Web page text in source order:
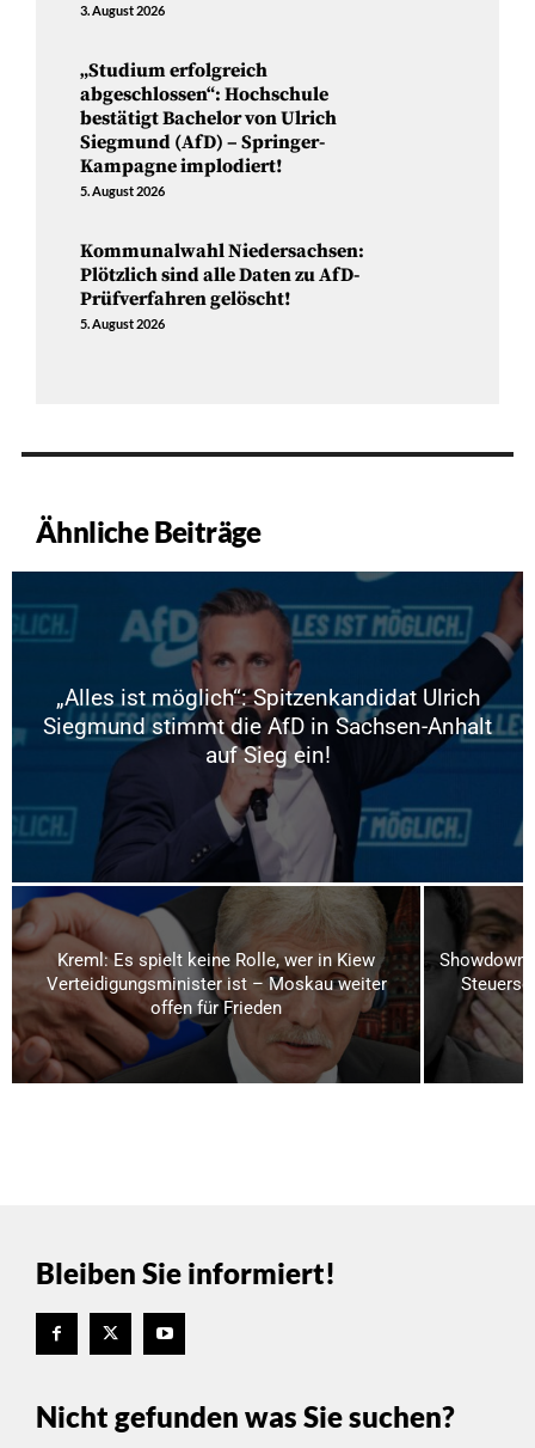
3. August 2026
„Studium erfolgreich
abgeschlossen“: Hochschule
bestätigt Bachelor von Ulrich
Siegmund (AfD) – Springer-
Kampagne implodiert!
5. August 2026
Kommunalwahl Niedersachsen:
Plötzlich sind alle Daten zu AfD-
Prüfverfahren gelöscht!
5. August 2026
Ähnliche Beiträge
„Alles ist möglich“: Spitzenkandidat Ulrich
Siegmund stimmt die AfD in Sachsen-Anhalt
auf Sieg ein!
Kreml: Es spielt keine Rolle, wer in Kiew
Verteidigungsminister ist – Moskau weiter
offen für Frieden
Showdown
Bleiben Sie informiert!
Nicht gefunden was Sie suchen?